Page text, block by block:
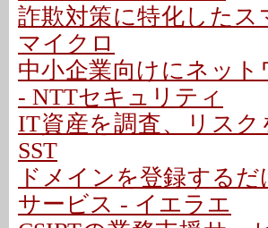
詐欺対策に特化した
マイクロ
中小企業向けにネッ
- NTTセキュリティ
IT資産を調査、リス
SST
ドメインを登録する
サービス - イエラエ